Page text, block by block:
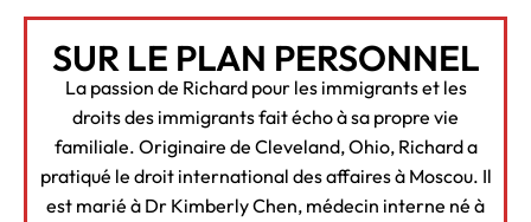
SUR LE PLAN PERSONNEL
La passion de Richard pour les immigrants et les
droits des immigrants fait écho à sa propre vie
familiale. Originaire de Cleveland, Ohio, Richard a
pratiqué le droit international des affaires à Moscou. Il
est marié à Dr Kimberly Chen, médecin interne né à